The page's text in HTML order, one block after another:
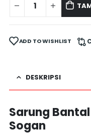
ADD TO WISHLIST
DESKRIPSI
Sarung
Sogan